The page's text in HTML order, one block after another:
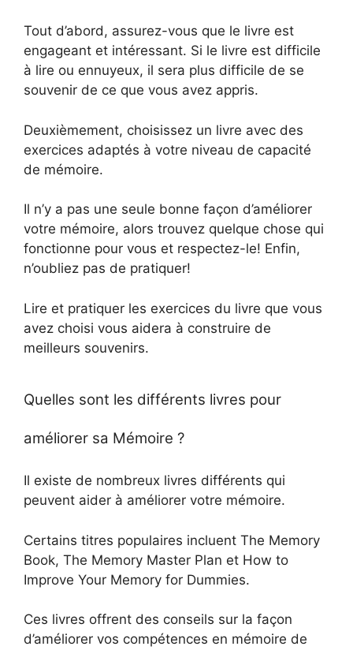
Tout d’abord, assurez-vous que le livre est
engageant et intéressant. Si le livre est difficile
à lire ou ennuyeux, il sera plus difficile de se
souvenir de ce que vous avez appris.
Deuxièmement, choisissez un livre avec des
exercices adaptés à votre niveau de capacité
de mémoire.
Il n’y a pas une seule bonne façon d’améliorer
votre mémoire, alors trouvez quelque chose qui
fonctionne pour vous et respectez-le! Enfin,
n’oubliez pas de pratiquer!
Lire et pratiquer les exercices du livre que vous
avez choisi vous aidera à construire de
meilleurs souvenirs.
Quelles sont les différents livres pour
améliorer sa Mémoire ?
Il existe de nombreux livres différents qui
peuvent aider à améliorer votre mémoire.
Certains titres populaires incluent The Memory
Book, The Memory Master Plan et How to
Improve Your Memory for Dummies.
Ces livres offrent des conseils sur la façon
d’améliorer vos compétences en mémoire de